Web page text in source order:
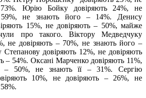
73%. Юрію Бойку довіряють 24%, не
59%, не знають його – 14%. Денису
15%, не довіряють – 50%, майже
про такого. Віктору Медведчуку
не довіряють – 70%, не знають його –
довіряють 12%, не довіряють
– 54%. Оксані Марченко довіряють 11%,
– 50%, не знають її – 31%. Сергію
10%, не довіряють – 26%, не